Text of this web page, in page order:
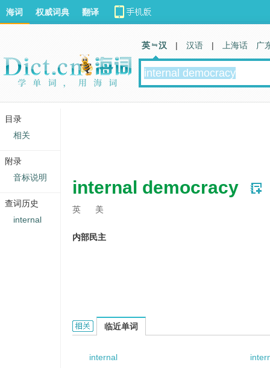
internal democracy
英 美
内部民主
Internal Democracy的相关资料：
临近单词
internal
海词 权威词典 翻译
英 汉 | 汉语 | 上海话 广
目录
相关
附录
音标说明
查词历史
internal